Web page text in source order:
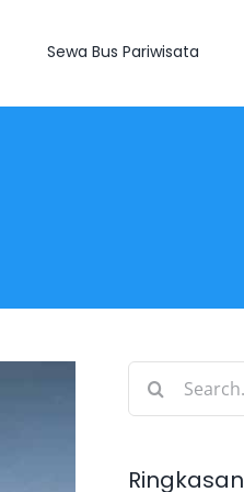
Sewa Bus Pariwisata
Search
Ringkasan